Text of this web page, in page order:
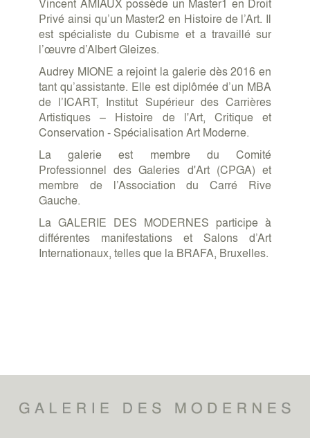
Privé ainsi qu’un Master2 en Histoire de l’Art. Il
est spécialiste du Cubisme et a travaillé sur
l’œuvre d’Albert Gleizes.
Audrey MIONE a rejoint la galerie dès 2016 en
tant qu’assistante. Elle est diplômée d’un MBA
de l’ICART, Institut Supérieur des Carrières
Artistiques – Histoire de l'Art, Critique et
Conservation - Spécialisation Art Moderne.
La galerie est membre du Comité
Professionnel des Galeries d'Art (CPGA) et
membre de l’Association du Carré Rive
Gauche.
La GALERIE DES MODERNES participe à
différentes manifestations et Salons d’Art
Internationaux, telles que la BRAFA, Bruxelles.